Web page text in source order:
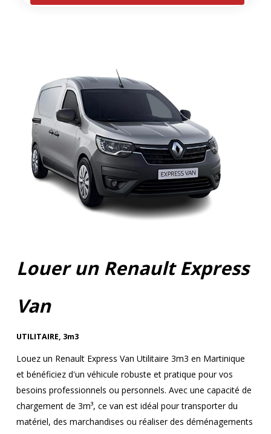
Louer un Renault Express
Van
UTILITAIRE, 3m3
Louez un Renault Express Van Utilitaire 3m3 en Martinique
et bénéficiez d'un véhicule robuste et pratique pour vos
besoins professionnels ou personnels. Avec une capacité de
chargement de 3m³, ce van est idéal pour transporter du
matériel, des marchandises ou réaliser des déménagements